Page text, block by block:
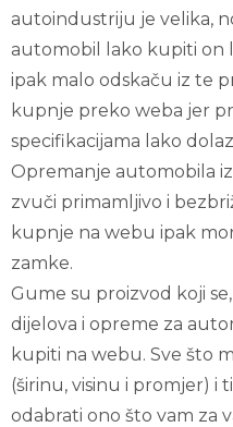
autoindustriju je velika,
automobil lako kupiti on
ipak malo odskaču iz te
kupnje preko weba jer
specifikacijama lako
Opremanje automobila
zvuči primamljivo i
kupnje na webu ipak
zamke.
Gume su proizvod koji
dijelova i opreme za
kupiti na webu. Sve što
(širinu, visinu i promjer) i
odabrati ono što vam za